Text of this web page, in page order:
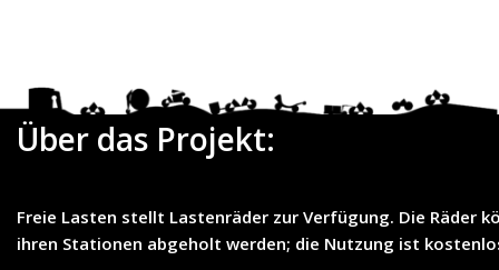
Über das Projekt:
Freie Lasten stellt Lastenräder zur Verfügung. Die Räder
ihren Stationen abgeholt werden; die Nutzung ist